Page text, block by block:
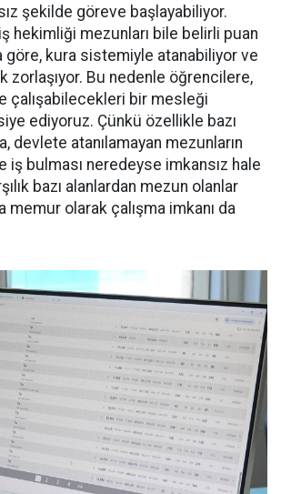
şekilde göreve başlayabiliyor.
hekimliği mezunları bile belirli puan
göre, kura sistemiyle atanabiliyor ve
zorlaşıyor. Bu nedenle öğrencilere,
çalışabilecekleri bir mesleği
ediyoruz. Çünkü özellikle bazı
devlete atanılamayan mezunların
iş bulması neredeyse imkansız hale
bazı alanlardan mezun olanlar
memur olarak çalışma imkanı da